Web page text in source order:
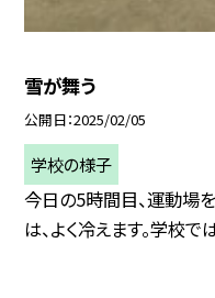
雪が舞う
公開日 2025/02/05
学校の様子
今日の5時間目、運動場
は、よく冷えます。学校で